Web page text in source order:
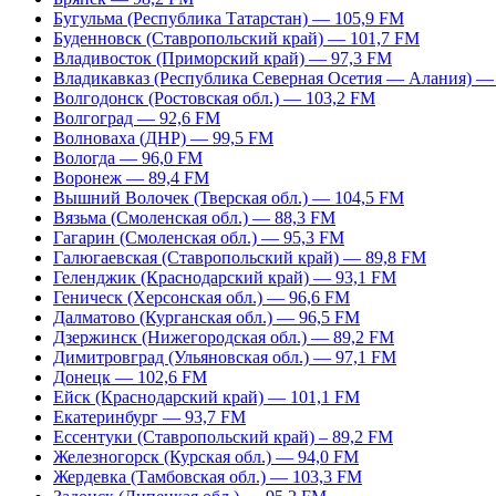
Бугульма (Республика Татарстан) — 105,9 FM
Буденновск (Ставропольский край) — 101,7 FM
Владивосток (Приморский край) — 97,3 FM
Владикавказ (Республика Северная Осетия — Алания)
Волгодонск (Ростовская обл.) — 103,2 FM
Волгоград — 92,6 FM
Волноваха (ДНР) — 99,5 FM
Вологда — 96,0 FM
Воронеж — 89,4 FM
Вышний Волочек (Тверская обл.) — 104,5 FM
Вязьма (Смоленская обл.) — 88,3 FM
Гагарин (Смоленская обл.) — 95,3 FM
Галюгаевская (Ставропольский край) — 89,8 FM
Геленджик (Краснодарский край) — 93,1 FM
Геническ (Херсонская обл.) — 96,6 FM
Далматово (Курганская обл.) — 96,5 FM
Дзержинск (Нижегородская обл.) — 89,2 FM
Димитровград (Ульяновская обл.) — 97,1 FM
Донецк — 102,6 FM
Ейск (Краснодарский край) — 101,1 FM
Екатеринбург — 93,7 FM
Ессентуки (Ставропольский край) – 89,2 FM
Железногорск (Курская обл.) — 94,0 FM
Жердевка (Тамбовская обл.) — 103,3 FM